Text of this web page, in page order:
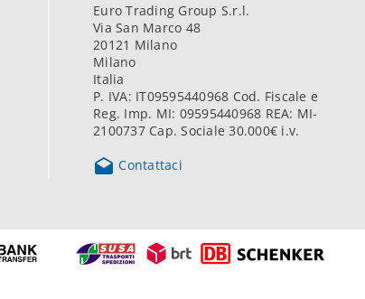
Euro Trading Group S.r.l.
Via San Marco 48
20121 Milano
Milano
Italia
P. IVA: IT09595440968 Cod. Fiscale e
Reg. Imp. MI: 09595440968 REA: MI-
2100737 Cap. Sociale 30.000€ i.v.
 Contattaci